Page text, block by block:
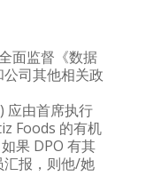
面监督《数据
司其他相关政
应由首席执行
Foods 的有机
果 DPO 有其
汇报，则他/她